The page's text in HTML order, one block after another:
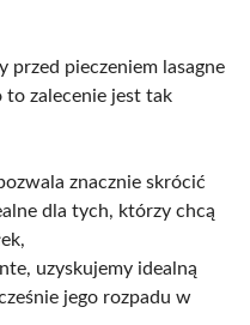
przed pieczeniem lasagne
to zalecenie jest tak
znacznie skrócić
dla tych, którzy chcą
uzyskujemy idealną
jego rozpadu w